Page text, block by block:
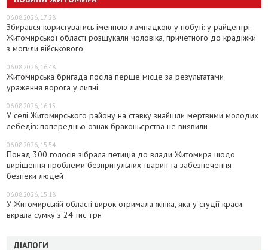
06.08.2026, 17:28
Збирався користуватись іменною лампадкою у побуті: у райцентрі
Житомирської області розшукали чоловіка, причетного до крадіжки
з могили військового
06.08.2026, 16:48
Житомирська бригада посіла перше місце за результатами
ураження ворога у липні
06.08.2026, 16:15
У селі Житомирського району на ставку знайшли мертвими молодих
лебедів: попередньо ознак браконьєрства не виявили
06.08.2026, 15:54
Понад 300 голосів зібрала петиція до влади Житомира щодо
вирішення проблеми безпритульних тварин та забезпечення
безпеки людей
06.08.2026, 15:18
У Житомирській області вирок отримала жінка, яка у студії краси
вкрала сумку з 24 тис. грн
ДІАЛОГИ